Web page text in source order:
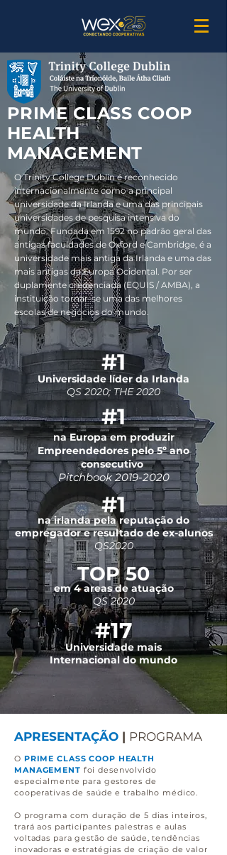
PRIME CLASS COOP
HEALTH
MANAGEMENT
O Trinity College Dublin é reconhecido
internacionalmente como a principal
universidade da Irlanda e uma das principais
universidades de pesquisa intensiva do
mundo. Fundada em 1592 no padrão geral das
antigas faculdades de Oxford e Cambridge, é a
universidade mais antiga da Irlanda e uma das
mais antigas da Europa Ocidental. Por ser
duplamente credenciada (EQUIS / AMBA), a
instituição tornar-se uma das melhores
escolas de negócios do mundo.
#1
#1
#1
TOP 50
#17
na irlanda pela reputação do
empregador e resultado de ex-alunos
QS2020
na Europa em produzir
Empreendedores pelo 5º ano
consecutivo
Pitchbook2019-2020
Universidade líder da Irlanda
QS 2020; THE 2020
em 4 areas de atuação
QS 2020
Universidade mais
Internacional do mundo
APRESENTAÇÃO | PROGRAMA
O PRIME CLASS COOP HEALTH
MANAGEMENT foi desenvolvido
especialmente para gestores de
cooperativas de saúde e trabalho médico.
O programa com duração de 5 dias inteiros,
trará aos participantes palestras e aulas
voltadas para gestão de saúde, tendências
inovadoras e estratégias de criação de valor